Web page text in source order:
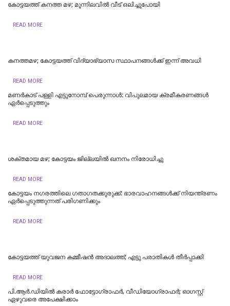
കോട്ടയത്ത് കനത്ത മഴ; മൂന്നിലവിൽ വീട് ഒലിച്ചുപോയി
READ MORE
കനത്തമഴ; കോട്ടയത്ത് വിദ്യാഭ്യാസ സ്ഥാപനങ്ങള്‍ക്ക് ഇന്ന് അവധി
READ MORE
മണർകാട് പള്ളി എട്ടുനോമ്പ് പെരുന്നാൾ: വിപുലമായ ക്രമീകരണങ്ങൾ
ഏർപ്പെടുത്തും
READ MORE
ശക്തമായ മഴ; കോട്ടയം ജില്ലയില്‍ ഖനനം നിരോധിച്ചു
READ MORE
കോട്ടയം നഗരത്തിലെ ഗതാഗതക്കുരുക്ക്: ഭാരവാഹനങ്ങൾക്ക് നിയന്ത്രണം
ഏർപ്പെടുത്തുന്നത് പരിഗണിക്കും
READ MORE
കോട്ടയത്ത് യുവജന കമ്മീഷൻ അദാലത്ത്; എട്ടു പരാതികൾ തീർപ്പാക്കി
READ MORE
പി.ആർ.ഡിയിൽ കരാർ ഫോട്ടോഗ്രാഫർ, വീഡിയോഗ്രാഫർ; ഓഗസ്റ്റ്
ഏഴുവരെ അപേക്ഷിക്കാം